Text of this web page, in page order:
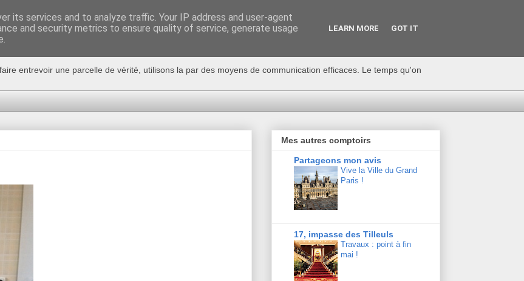
entrevoir une parcelle de vérité, utilisons la par des moyens de communication efficaces. Le temps qu'on
Mes autres comptoirs
Partageons mon avis
Vive la Ville du Grand
Paris !
17, impasse des Tilleuls
Travaux : point à fin
mai !
its services and to analyze traffic. Your IP address and user-agent
and security metrics to ensure quality of service, generate usage
LEARN MORE GOT IT